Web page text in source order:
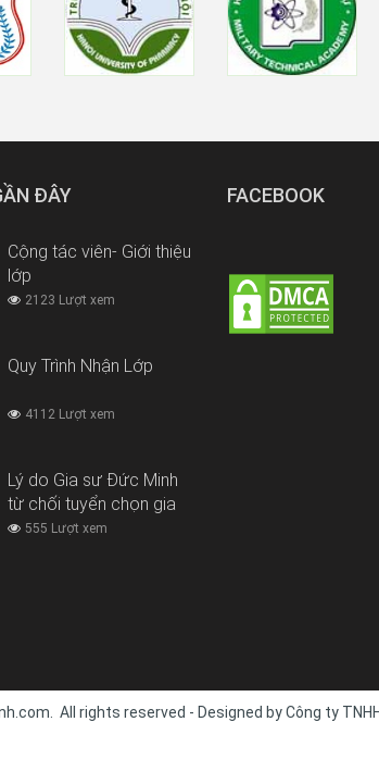
ĐÂY
Cộng tác viên- Giới thiệu
lớp
2123 Lượt xem
Quy Trình Nhận Lớp
4112 Lượt xem
Lý do Gia sư Đức Minh
từ chối tuyển chọn gia
sư thi hộ, gian lận thi cử
555 Lượt xem
FACEBOOK
All rights reserved - Designed by Công ty